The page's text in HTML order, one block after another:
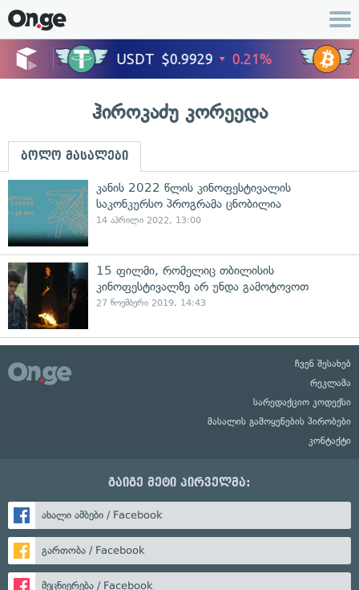
ჰიროკაძუ კორეედა
ბოლო მასალები
კანის 2022 წლის კინოფესტივალის
საკონკურსო პროგრამა ცნობილია
14 აპრილი 2022, 13:00
15 ფილმი, რომელიც თბილისის
კინოფესტივალზე არ უნდა გამოტოვოთ
27 ნოემბერი 2019, 14:43
ჩვენ შესახებ
რეკლამა
სარედაქციო კოდექსი
მასალის გამოყენების პირობები
კონტაქტი
გაიგე მეტი პირველმა:
ახალი ამბები / Facebook
გართობა / Facebook
მეცნიერება / Facebook